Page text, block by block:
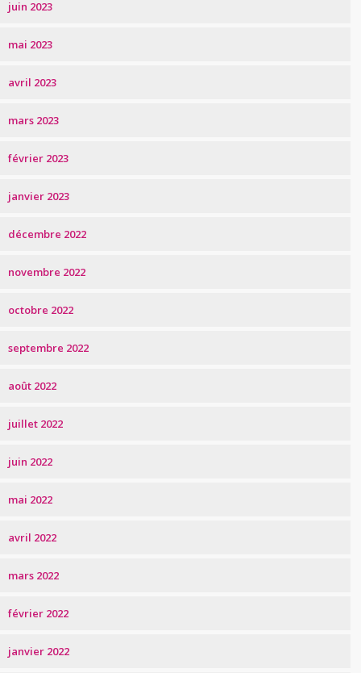
juin 2023
mai 2023
avril 2023
mars 2023
février 2023
janvier 2023
décembre 2022
novembre 2022
octobre 2022
septembre 2022
août 2022
juillet 2022
juin 2022
mai 2022
avril 2022
mars 2022
février 2022
janvier 2022